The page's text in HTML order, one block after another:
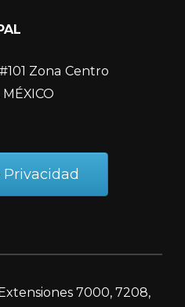
Zona Centro
Privacidad
7000, 7208,